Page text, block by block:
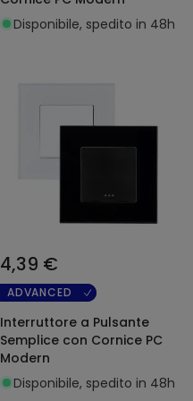
Disponibile, spedito in 48h
4,39 €
ADVANCED
Interruttore a Pulsante
Semplice con Cornice PC
Modern
Disponibile, spedito in 48h